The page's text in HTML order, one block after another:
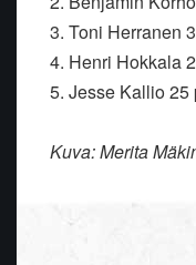
3. Toni Herranen
4. Henri Hokkala
5. Jesse Kallio 25
Kuva: Merita